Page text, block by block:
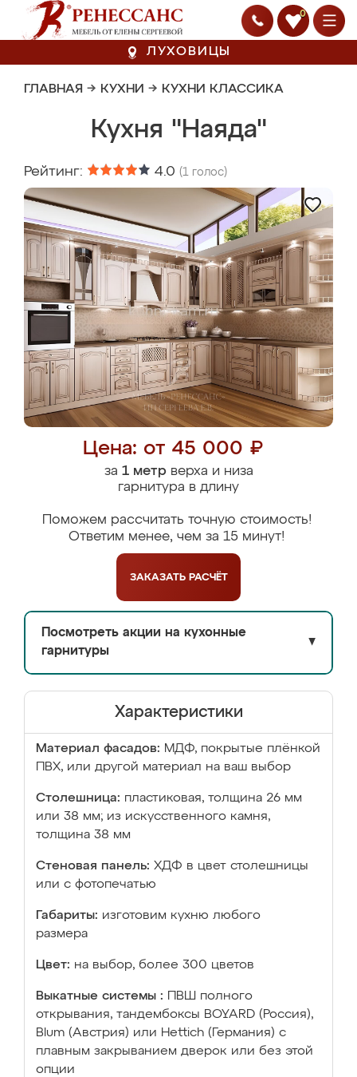
0
ЛУХОВИЦЫ
ГЛАВНАЯ → КУХНИ → КУХНИ КЛАССИКА
Кухня "Наяда"
Рейтинг: 4.0 (1 голос)
Цена: от 45 000 ₽
за 1 метрверха и низа
гарнитура в длину
Поможем рассчитать точную стоимость!
Ответим менее, чем за 15 минут!
ЗАКАЗАТЬ РАСЧЁТ
Посмотреть акции на кухонные
гарнитуры
▼
Характеристики
Материал фасадов: МДФ, покрытые плёнкой
ПВХ, или другой материал на ваш выбор
Столешница: пластиковая, толщина 26 мм
или 38 мм; из искусственного камня,
толщина 38 мм
Стеновая панель: ХДФ в цвет столешницы
или с фотопечатью
Габариты: изготовим кухню любого
размера
Цвет: на выбор, более 300 цветов
Выкатные системы :
ПВШ полного
открывания, тандембоксы BOYARD (Россия),
Blum (Австрия) или Hettich (Германия) с
плавным закрыванием дверок или без этой
опции